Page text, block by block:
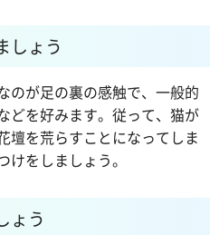
しょう
のが足の裏の感触で、一般的
どを好みます。従って、猫が
壇を荒らすことになってしま
をしましょう。
ょう